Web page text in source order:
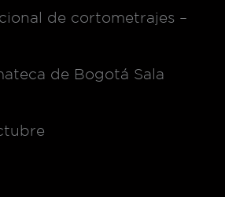
de cortometrajes –
de Bogotá Sala